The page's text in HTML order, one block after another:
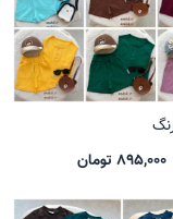
895,000 تومان